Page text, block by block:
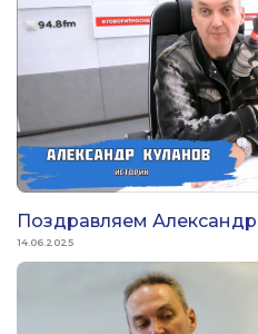
Поздравляем
14.06.2025